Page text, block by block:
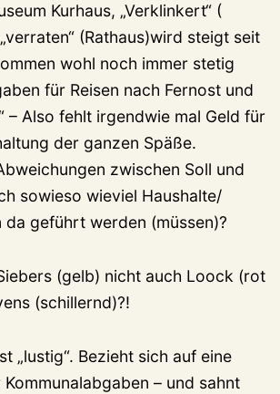
Kurhaus, „Verklinkert“ (
(Rathaus)wird steigt seit
wohl noch immer stetig
für Reisen nach Fernost und
– Also fehlt irgendwie mal Geld für
der ganzen Späße.
zwischen Soll und
sowieso wieviel Haushalte/
da geführt werden (müssen)?
(gelb) nicht auch Loock (rot
(schillernd)?!
„lustig“. Bezieht sich auf eine
– und sahnt